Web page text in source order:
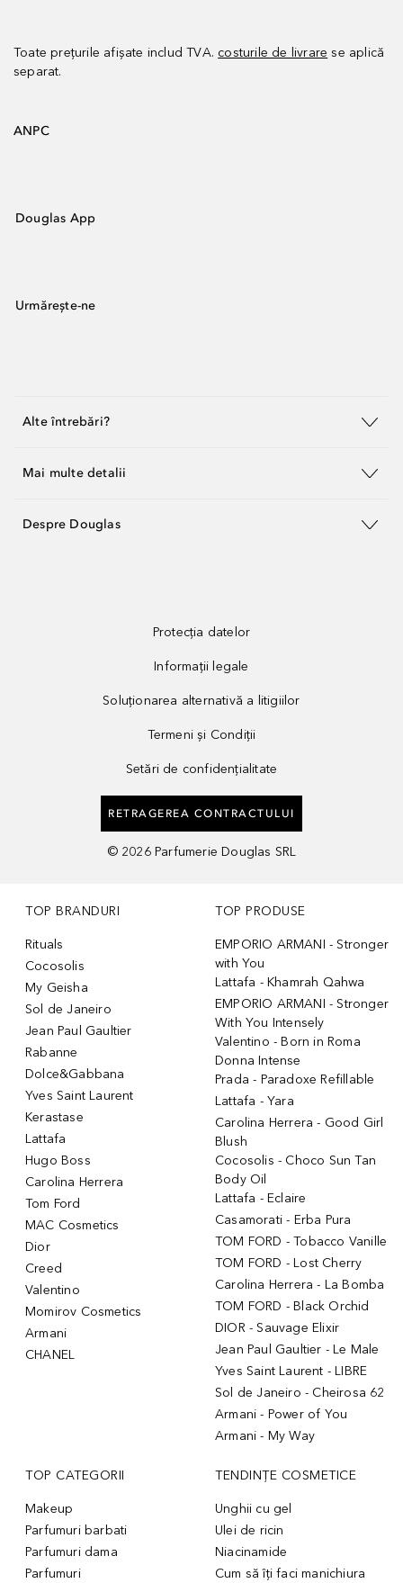
Toate prețurile afișate includ TVA. costurile de livrare se aplică
separat.
ANPC
Douglas App
Urmărește-ne
Alte întrebări?
Mai multe detalii
Despre Douglas
Protecția datelor
Informații legale
Soluționarea alternativă a litigiilor
Termeni și Condiții
Setări de confidențialitate
RETRAGEREA CONTRACTULUI
© 2026 Parfumerie Douglas SRL
TOP BRANDURI
Rituals
Cocosolis
My Geisha
Sol de Janeiro
Jean Paul Gaultier
Rabanne
Dolce&Gabbana
Yves Saint Laurent
Kerastase
Lattafa
Hugo Boss
Carolina Herrera
Tom Ford
MAC Cosmetics
Dior
Creed
Valentino
Momirov Cosmetics
Armani
CHANEL
TOP PRODUSE
EMPORIO ARMANI - Stronger
with You
Lattafa - Khamrah Qahwa
EMPORIO ARMANI - Stronger
With You Intensely
Valentino - Born in Roma
Donna Intense
Prada - Paradoxe Refillable
Lattafa - Yara
Carolina Herrera - Good Girl
Blush
Cocosolis - Choco Sun Tan
Body Oil
Lattafa - Eclaire
Casamorati - Erba Pura
TOM FORD - Tobacco Vanille
TOM FORD - Lost Cherry
Carolina Herrera - La Bomba
TOM FORD - Black Orchid
DIOR - Sauvage Elixir
Jean Paul Gaultier - Le Male
Yves Saint Laurent - LIBRE
Sol de Janeiro - Cheirosa 62
Armani - Power of You
Armani - My Way
TOP CATEGORII
Makeup
Parfumuri barbati
Parfumuri dama
Parfumuri
TENDINȚE COSMETICE
Unghii cu gel
Ulei de ricin
Niacinamide
Cum să îți faci manichiura